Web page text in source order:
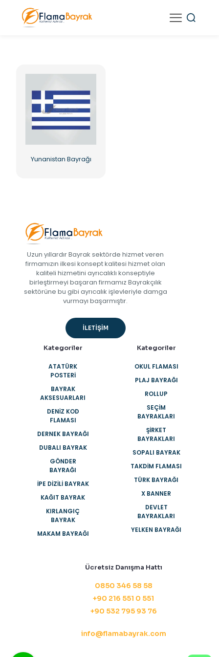
Yunanistan Bayrağı
Uzun yıllardır Bayrak sektörde hizmet veren
firmamızın ilkesi konsept kalitesi hizmet olan
kaliteli hizmetini ayrıcalıklı konseptiyle
birleştirmeyi başaran firmamız Bayrakçılık
sektörüne bu gibi ayrıcalık işlevleriyle damga
vurmayı başarmıştır.
İLETİŞİM
Kategoriler
ATATÜRK
POSTERI
BAYRAK
AKSESUARLARI
DENIZ KOD
FLAMASI
DERNEK BAYRAĞI
DUBALI BAYRAK
GÖNDER
BAYRAĞI
İPE DIZILI BAYRAK
KAĞIT BAYRAK
KIRLANGIÇ
BAYRAK
MAKAM BAYRAĞI
Kategoriler
OKUL FLAMASI
PLAJ BAYRAĞI
ROLLUP
SEÇIM
BAYRAKLARI
ŞIRKET
BAYRAKLARI
SOPALI BAYRAK
TAKDIM FLAMASI
TÜRK BAYRAĞI
X BANNER
DEVLET
BAYRAKLARI
YELKEN BAYRAĞI
Ücretsiz Danışma Hattı
0850 346 58 58
+90 216 551 0 551
+90 532 795 93 76
info@flamabayrak.com